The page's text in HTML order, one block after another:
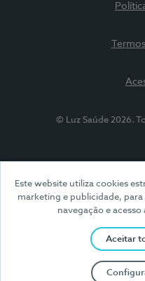
Este website utiliza cookies
marketing e publicidade,
navegação e
Aceitar
© Luz Saúde 2026.